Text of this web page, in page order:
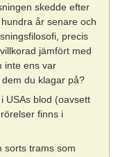
skedde efter
år senare och
precis
jämfört med
inte ens var
du klagar på?
USAs blod (oavsett
finns i
sorts trams som